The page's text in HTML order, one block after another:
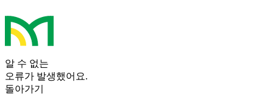
알 수 없는
오류가 발생했어요.
돌아가기